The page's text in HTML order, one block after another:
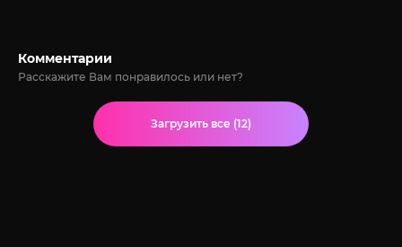
Комментарии
Расскажите Вам понравилось или нет?
Загрузить все (12)